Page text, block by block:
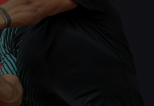
Ihrer vorgenommen Einstellungen, falls der
Webseiten-Betreiber dies eingestellt hat.